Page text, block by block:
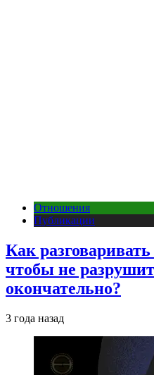
Отношения
Публикации
Как
чтобы не
окончательно?
3 года назад